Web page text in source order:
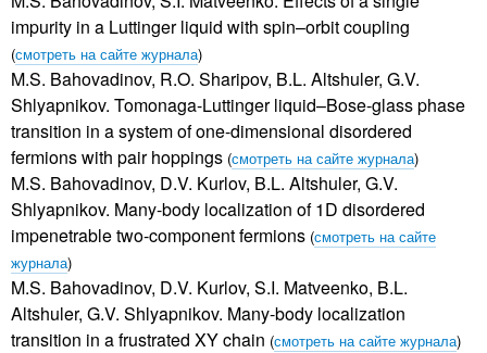
impurity in a Luttinger liquid with spin–orbit coupling
(смотреть на сайте журнала)
M.S. Bahovadinov, R.O. Sharipov, B.L. Altshuler, G.V.
Shlyapnikov. Tomonaga-Luttinger liquid–Bose-glass phase
transition in a system of one-dimensional disordered
fermions with pair hoppings (смотреть на сайте журнала)
M.S. Bahovadinov, D.V. Kurlov, B.L. Altshuler, G.V.
Shlyapnikov. Many-body localization of 1D disordered
impenetrable two-component fermions (смотреть на сайте
журнала)
M.S. Bahovadinov, D.V. Kurlov, S.I. Matveenko, B.L.
Altshuler, G.V. Shlyapnikov. Many-body localization
transition in a frustrated XY chain (смотреть на сайте журнала)